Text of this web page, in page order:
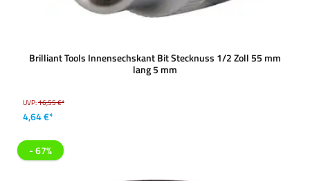
Brilliant Tools Innensechskant Bit Stecknuss 1/2 Zoll 55 mm
lang 5 mm
UVP:16,55 €*
4,64 €*
- 67%